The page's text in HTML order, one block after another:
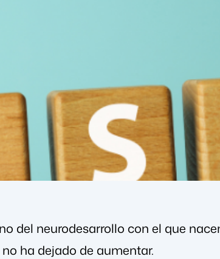
del neurodesarrollo con el que
ha dejado de aumentar.